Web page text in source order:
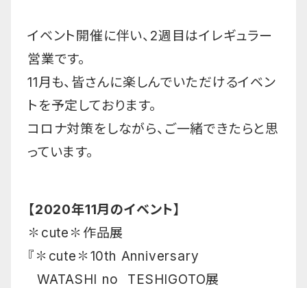
イベント開催に伴い、2週目はイレギュラー
営業です。
11月も、皆さんに楽しんでいただけるイベン
トを予定しております。
コロナ対策をしながら、ご一緒できたらと思
っています。
【2020年11月のイベント】
✽cute✽作品展
『✽cute✽10th Anniversary
WATASHI no TESHIGOTO展